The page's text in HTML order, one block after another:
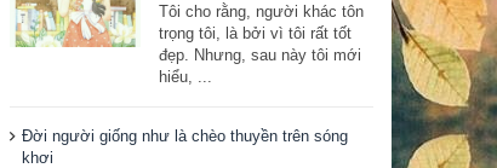
Tôi cho rằng, người khác tôn
trọng tôi, là bởi vì tôi rất tốt
đẹp. Nhưng, sau này tôi mới
hiểu, ...
Đời người giống như là chèo thuyền trên sóng
khơi